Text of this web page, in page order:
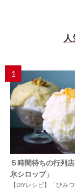
1
５時間待ちの行列
氷シロップ」
【DIYレシピ】「ひみ